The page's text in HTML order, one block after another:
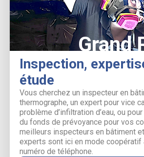
Grand
Inspection,
étude
Vous cherchez un inspecteur en
thermographe, un expert pour vice
problème d’infiltration d’eau, ou
du fonds de prévoyance pour vos
meilleurs inspecteurs en bâtiment
experts sont ici en mode coopératif
numéro de téléphone.